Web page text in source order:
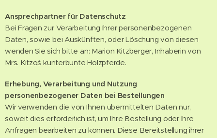
Ansprechpartner für Datenschutz
Bei Fragen zur Verarbeitung Ihrer personenbezogenen
Daten, sowie bei Auskünften, oder Löschung von diesen
wenden Sie sich bitte an: Marion Kitzberger, Inhaberin von
Mrs. Kitzo`s kunterbunte Holzpferde.
Erhebung, Verarbeitung und Nutzung
personenbezogener Daten bei Bestellungen
Wir verwenden die von Ihnen übermittelten Daten nur,
soweit dies erforderlich ist, um Ihre Bestellung oder Ihre
Anfragen bearbeiten zu können. Diese Bereitstellung ihrer